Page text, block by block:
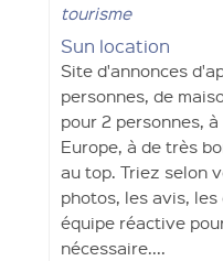
tourisme
Sun location
Site d'annonces
personnes, de
pour 2 personnes,
Europe, à de très
au top. Triez selon
photos, les avis,
équipe réactive
nécessaire....